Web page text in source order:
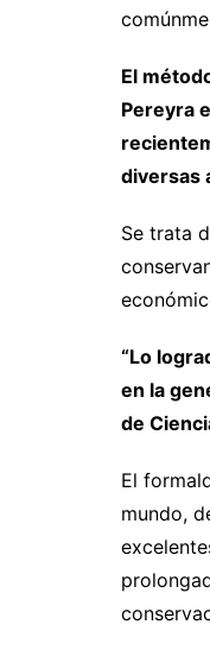
El
Pereyra
diversas
Se trata
“Lo
en la
de
El
mundo,